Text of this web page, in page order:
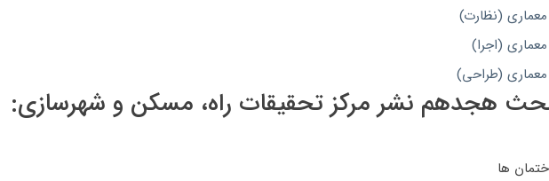
(نظارت)
(اجرا)
معماری (طراحی)
هجدهم نشر مرکز تحقیقات راه، مسکن و شهرسازی:
ها